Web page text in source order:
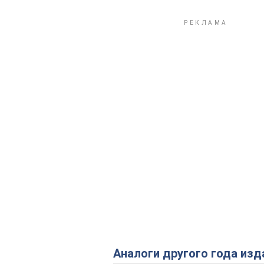
Аналоги другого года